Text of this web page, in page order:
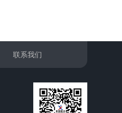
联系我们